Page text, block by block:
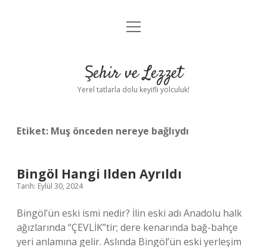
Anasayfa
Yasal Uyarı
menüyü
Şehir ve Lezzet
Yerel tatlarla dolu keyifli yolculuk!
Etiket: Muş önceden nereye bağlıydı
Bingöl Hangi Ilden Ayrıldı
Tarih: Eylül 30, 2024
Bingöl’ün eski ismi nedir? İlin eski adı Anadolu halk
ağızlarında “ÇEVLİK”tir; dere kenarında bağ-bahçe
yeri anlamına gelir. Aslında Bingöl’ün eski yerleşim